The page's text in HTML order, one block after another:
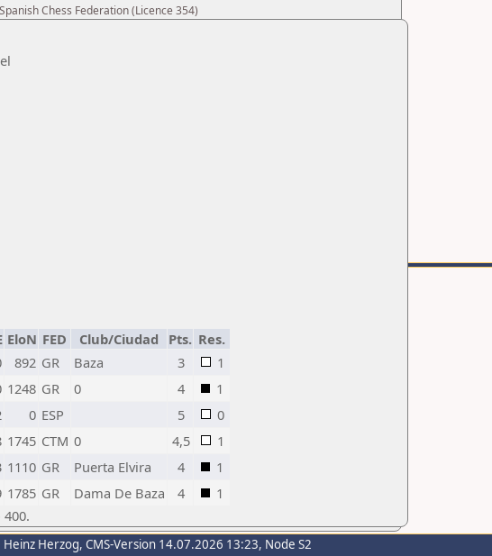
Chess Federation (Licence 354)
EloN FED Club/Ciudad Pts. Res.
892 GR Baza 3
1
1248 GR 0 4
1
0 ESP 5
0
1745 CTM 0 4,5
1
1110 GR Puerta Elvira 4
1
1785 GR Dama De Baza 4
1
Herzog, CMS-Version 14.07.2026 13:23, Node S2